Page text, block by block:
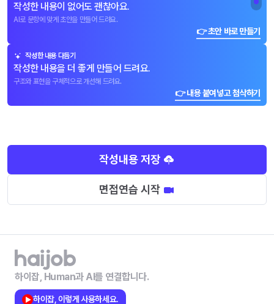
작성한 내용이 없어도 괜찮아요.
AI로 문항에 맞게 초안을 만들어 드려요.
👉 초안 바로 만들기
작성한 내용 다듬기
작성한 내용을 더 좋게 만들어 드려요.
구조와 표현을 구체적으로 개선해 드려요.
👉 내용 붙여넣고 첨삭하기
작성내용 저장
면접연습 시작
하이잡, Human과 AI를 연결합니다.
하이잡, 이렇게 사용하세요.